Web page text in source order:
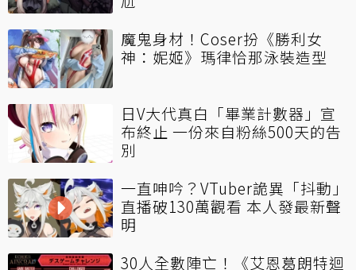
魔鬼身材！Coser扮《勝利女
神：妮姬》瑪律恰那泳裝造型
日V大代真白「畢業計數器」宣
布終止 一份來自粉絲500天的告
別
一直呻吟？VTuber詭異「抖動」
直播破130萬觀看 本人發最新聲
明
30人全數陣亡！《艾恩葛朗特迴